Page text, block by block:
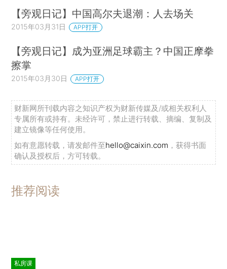
【旁观日记】中国高尔夫退潮：人去场关
2015年03月31日 APP打开
【旁观日记】成为亚洲足球霸主？中国正摩拳
擦掌
2015年03月30日 APP打开
财新网所刊载内容之知识产权为财新传媒及/或相关权利人
专属所有或持有。未经许可，禁止进行转载、摘编、复制及
建立镜像等任何使用。
如有意愿转载，请发邮件至hello@caixin.com ，获得书面
确认及授权后，方可转载。
推荐阅读
私房课